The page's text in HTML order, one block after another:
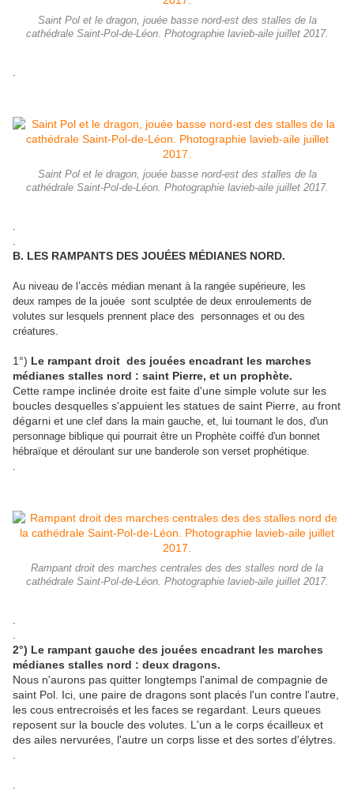
Saint Pol et le dragon, jouée basse nord-est des stalles de la
cathédrale Saint-Pol-de-Léon. Photographie lavieb-aile juillet 2017.
.
Saint Pol et le dragon, jouée basse nord-est des stalles de la
cathédrale Saint-Pol-de-Léon. Photographie lavieb-aile juillet 2017.
.
.
B. LES RAMPANTS DES JOUÉES MÉDIANES NORD.
Au niveau de l’accès médian menant à la rangée supérieure, les
deux rampes de la jouée sont sculptée de deux enroulements de
volutes sur lesquels prennent place des personnages et ou des
créatures.
1°) Le rampant droit des jouées encadrant les marches
médianes stalles nord : saint Pierre, et un prophète.
Cette rampe inclinée droite est faite d'une simple volute sur les
boucles desquelles s'appuient les statues de saint Pierre, au front
dégarni et une clef dans la main gauche, et, lui tournant le dos, d'un
personnage biblique qui pourrait être un Prophète coiffé d'un bonnet
hébraïque et déroulant sur une banderole son verset prophétique.
.
Rampant droit des marches centrales des des stalles nord de la
cathédrale Saint-Pol-de-Léon. Photographie lavieb-aile juillet 2017.
.
.
2°) Le rampant gauche des jouées encadrant les marches
médianes stalles nord : deux dragons.
Nous n'aurons pas quitter longtemps l'animal de compagnie de
saint Pol. Ici, une paire de dragons sont placés l'un contre l'autre,
les cous entrecroisés et les faces se regardant. Leurs queues
reposent sur la boucle des volutes. L'un a le corps écailleux et
des ailes nervurées, l'autre un corps lisse et des sortes d'élytres.
.
.